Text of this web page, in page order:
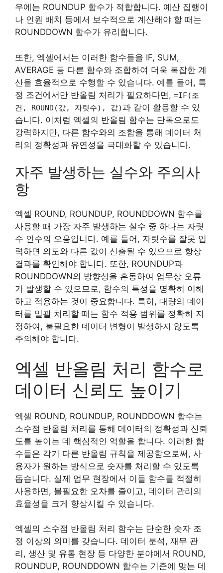
우에는 ROUNDUP 함수가 적합합니다. 예산 집행이
나 인원 배치 등에서 보수적으로 계산해야 할 때는
ROUNDDOWN 함수가 유리합니다.
또한, 엑셀에서는 이러한 함수들을 IF, SUM,
AVERAGE 등 다른 함수와 조합하여 더욱 복잡한 계
산을 효율적으로 수행할 수 있습니다. 예를 들어, 특
정 조건에서만 반올림 처리가 필요하다면, =IF(조
건, ROUND(값, 자릿수), 값) 과 같이 활용할 수 있
습니다. 이처럼 엑셀의 반올림 함수는 단독으로도
강력하지만, 다른 함수와의 조합을 통해 데이터 처
리의 정확성과 유연성을 극대화할 수 있습니다.
자주 발생하는 실수와 주의사
항
엑셀 ROUND, ROUNDUP, ROUNDDOWN 함수를
사용할 때 가장 자주 발생하는 실수 중 하나는 자릿
수 인수의 오용입니다. 예를 들어, 자릿수를 잘못 입
력하면 의도와 다른 값이 산출될 수 있으므로 항상
결과를 확인해야 합니다. 또한, ROUNDUP과
ROUNDDOWN의 방향성을 혼동하여 업무상 오류
가 발생할 수 있으므로, 함수의 특성을 명확히 이해
하고 적용하는 것이 중요합니다. 특히, 대량의 데이
터를 일괄 처리할 때는 함수 적용 범위를 정확히 지
정하여, 불필요한 데이터 변형이 발생하지 않도록
주의해야 합니다.
엑셀 반올림 처리 함수로
데이터 신뢰도 높이기
엑셀 ROUND, ROUNDUP, ROUNDDOWN 함수는
소수점 반올림 처리를 통해 데이터의 정확성과 신뢰
도를 높이는 데 핵심적인 역할을 합니다. 이러한 함
수들은 각기 다른 반올림 규칙을 제공함으로써, 사
용자가 원하는 방식으로 숫자를 처리할 수 있도록
돕습니다. 실제 업무 현장에서 이들 함수를 적절히
사용하면, 불필요한 오차를 줄이고, 데이터 관리의
효율성을 크게 향상시킬 수 있습니다.
엑셀의 소수점 반올림 처리 함수는 단순한 숫자 조
정 이상의 의미를 갖습니다. 데이터 분석, 재무 관
리, 생산 및 유통 현장 등 다양한 분야에서 ROUND,
ROUNDUP, ROUNDDOWN 함수는 기준에 맞는 데